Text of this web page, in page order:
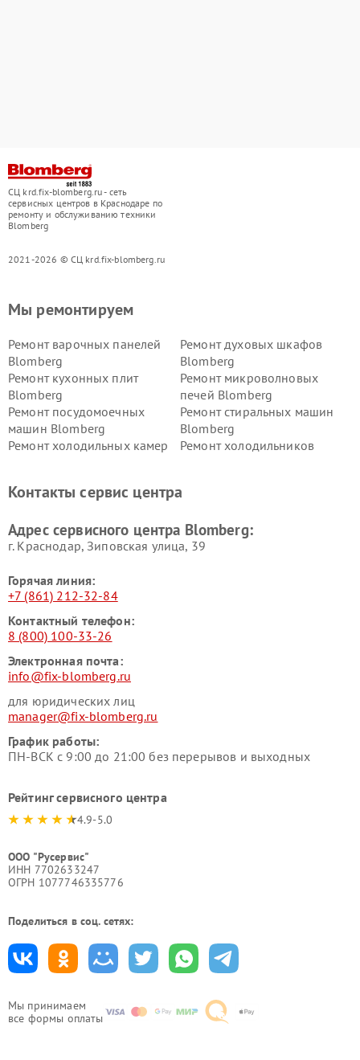
СЦ krd.fix-blomberg.ru - сеть
сервисных центров в Краснодаре по
ремонту и обслуживанию техники
Blomberg
2021-2026 © СЦ krd.fix-blomberg.ru
Мы принимаем
все формы оплаты
Мы ремонтируем
Ремонт варочных панелей
Blomberg
Ремонт духовых шкафов
Blomberg
Ремонт кухонных плит
Blomberg
Ремонт микроволновых
печей Blomberg
Ремонт посудомоечных
машин Blomberg
Ремонт стиральных машин
Blomberg
Ремонт холодильных камер
Ремонт холодильников
Контакты сервис центра
Адрес сервисного центра Blomberg:
г. Краснодар, Зиповская улица, 39
Горячая линия:
+7 (861) 212-32-84
Контактный телефон:
8 (800) 100-33-26
Электронная почта:
info@fix-blomberg.ru
для юридических лиц
manager@fix-blomberg.ru
График работы:
ПН-ВСК с 9:00 до 21:00 без перерывов и выходных
Рейтинг сервисного центра
4.9-5.0
ООО "Русервис"
ИНН 7702633247
ОГРН 1077746335776
Поделиться в соц. сетях: